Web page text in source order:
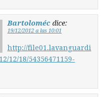
Bartoloméc dice:
19/12/2012 a las 10:01
http://file01.lavanguardi
12/18/54356471159-